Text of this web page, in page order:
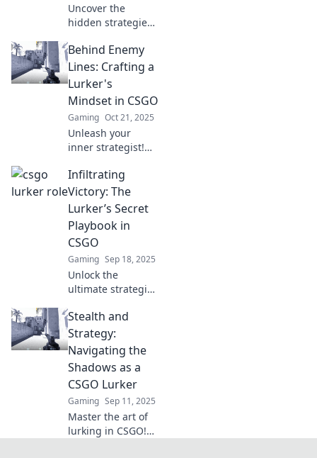
Uncover the
hidden strategies
in CSGO! Join us in
Lurker’s
Playground and
with expert tips
and secrets.
Behind Enemy
Lines: Crafting a
Lurker's
Mindset in CSGO
Gaming Oct 21, 2025
Unleash your
inner strategist!
master the lurker's
mindset in CSGO
and outsmart your
Infiltrating
Victory: The
Lurker’s Secret
Playbook in
CSGO
Gaming Sep 18, 2025
Unlock the
ultimate strategies
CSGO! Discover
the secrets to
mastering stealth
and securing
victory in every
match.
Stealth and
Strategy:
Navigating the
Shadows as a
CSGO Lurker
Gaming Sep 11, 2025
Master the art of
lurking in CSGO!